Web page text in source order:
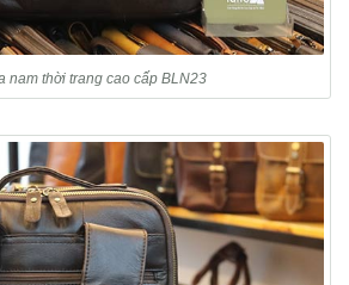
nam thời trang cao cấp BLN23